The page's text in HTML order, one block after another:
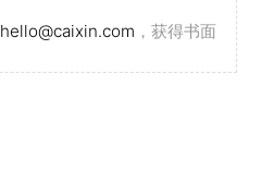
hello@caixin.com ，获得书面